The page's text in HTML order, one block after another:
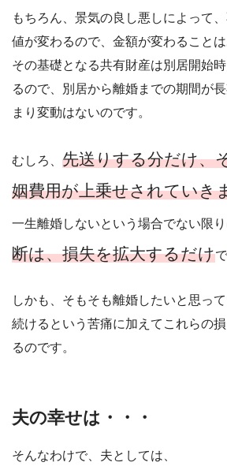
もちろん、景気の良し悪しによって
値が変わるので、金額が変わることは
その基礎となる共有財産は別居開始
るので、別居から離婚までの期間が
まり変動はないのです。
むしろ、 先送りする分だけ、
姻費用が上乗せされていき
一生離婚しないという場合でない限り
断は、損失を拡大するだけ
しかも、そもそも離婚したいと思っ
続けるという苦痛に加えてこれらの
るのです。
夫の幸せは・・・
そんなわけで、夫としては、